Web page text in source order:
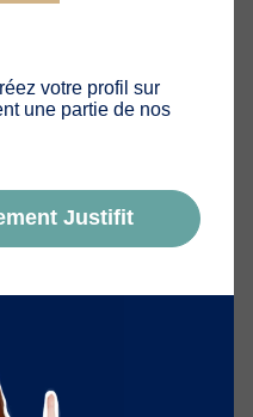
:
votre profil sur
une partie de nos
Justifit